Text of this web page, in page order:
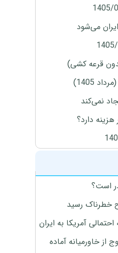
1405)
نمی‌کند
دارد؟
خطرناک رسید
آمریکا به ایران
خاورمیانه آماده